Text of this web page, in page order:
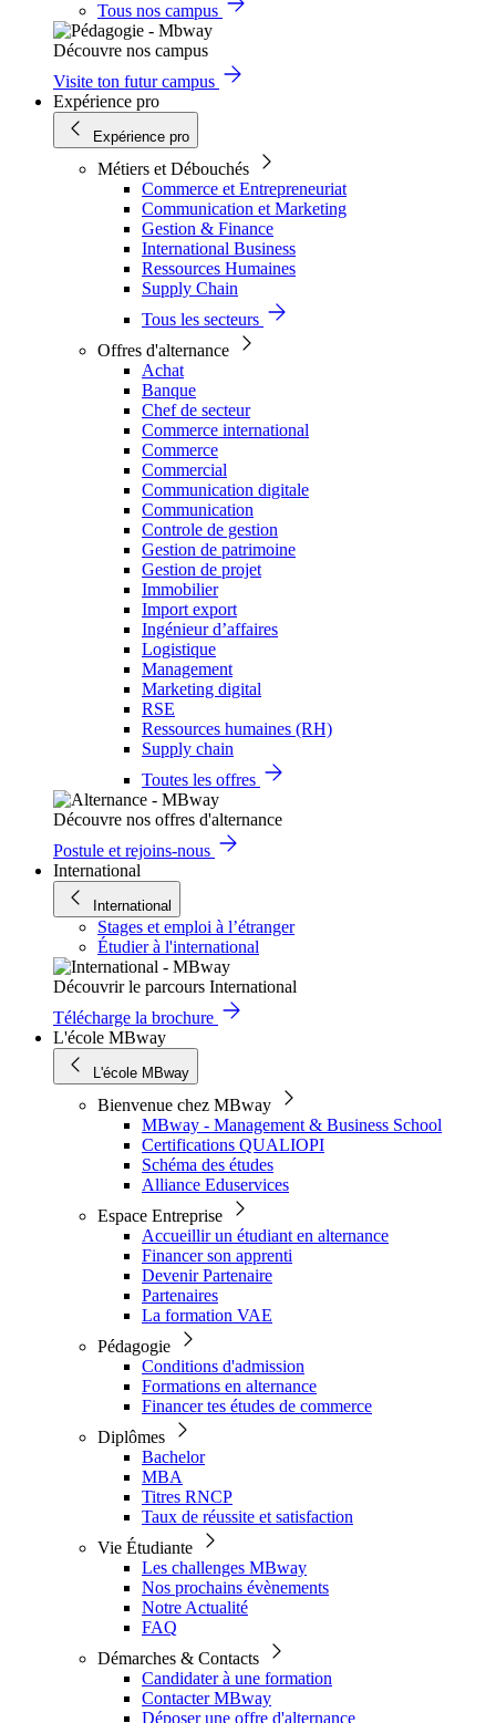
Tous nos campus
Découvre nos campus
Visite ton futur campus
Expérience pro
Expérience pro
Métiers et Débouchés
Commerce et Entrepreneuriat
Communication et Marketing
Gestion & Finance
International Business
Ressources Humaines
Supply Chain
Tous les secteurs
Offres d'alternance
Achat
Banque
Chef de secteur
Commerce international
Commerce
Commercial
Communication digitale
Communication
Controle de gestion
Gestion de patrimoine
Gestion de projet
Immobilier
Import export
Ingénieur d’affaires
Logistique
Management
Marketing digital
RSE
Ressources humaines (RH)
Supply chain
Toutes les offres
Découvre nos offres d'alternance
Postule et rejoins-nous
International
International
Stages et emploi à l’étranger
Étudier à l'international
Découvrir le parcours International
Télécharge la brochure
L'école MBway
L'école MBway
Bienvenue chez MBway
MBway - Management & Business School
Certifications QUALIOPI
Schéma des études
Alliance Eduservices
Espace Entreprise
Accueillir un étudiant en alternance
Financer son apprenti
Devenir Partenaire
Partenaires
La formation VAE
Pédagogie
Conditions d'admission
Formations en alternance
Financer tes études de commerce
Diplômes
Bachelor
MBA
Titres RNCP
Taux de réussite et satisfaction
Vie Étudiante
Les challenges MBway
Nos prochains évènements
Notre Actualité
FAQ
Démarches & Contacts
Candidater à une formation
Contacter MBway
Déposer une offre d'alternance